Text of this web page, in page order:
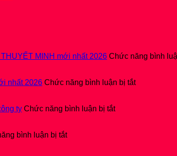
MINH mới nhất 2026 Chức năng bình
nhất 2026 Chức năng bình luận bị tắtở
ty Chức năng bình luận bị tắtở
bình luận bị tắtở